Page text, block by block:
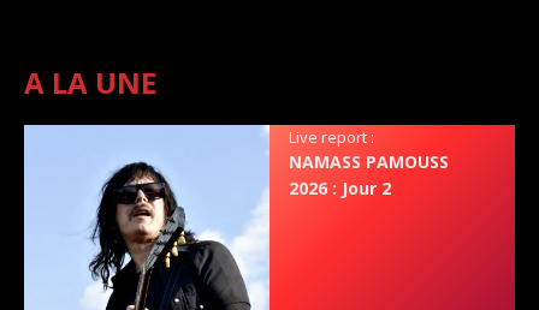
A LA UNE
Live report :
NAMASS PAMOUSS
2026 : Jour 2